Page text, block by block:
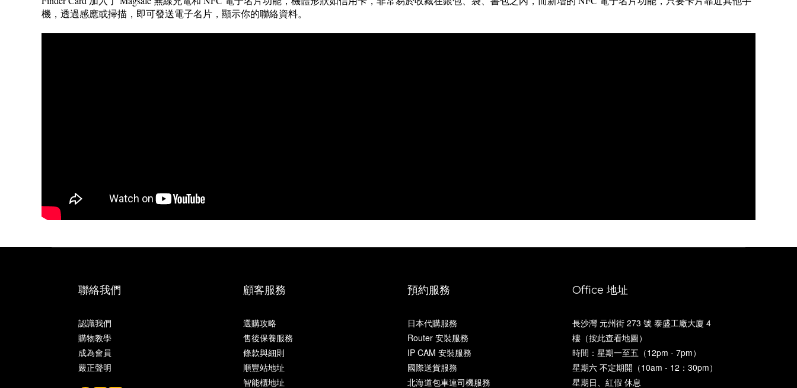
機，透過感應或掃描，即可發送電子名片，顯示你的聯絡資料。
聯絡我們
認識我們
購物教學
成為會員
嚴正聲明
顧客服務
選購攻略
售後保養服務
條款與細則
順豐站地址
智能櫃地址
預約服務
日本代購服務
Router 安裝服務
IP CAM 安裝服務
國際送貨服務
北海道包車連司機服務
Office 地址
長沙灣 元州街 273 號 泰盛工廠大廈 4
樓（按此查看地圖）
時間：星期一至五（12pm - 7pm）
星期六 不定期開（10am - 12：30pm）
星期日、紅假 休息